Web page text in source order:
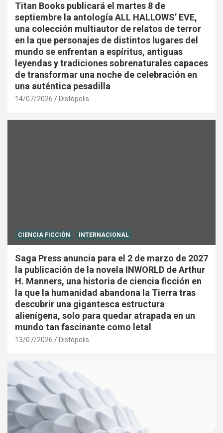
Titan Books publicará el martes 8 de
septiembre la antología ALL HALLOWS’ EVE,
una colección multiautor de relatos de terror
en la que personajes de distintos lugares del
mundo se enfrentan a espíritus, antiguas
leyendas y tradiciones sobrenaturales capaces
de transformar una noche de celebración en
una auténtica pesadilla
14/07/2026 Distópolis
CIENCIA FICCIÓN INTERNACIONAL
Saga Press anuncia para el 2 de marzo de 2027
la publicación de la novela INWORLD de Arthur
H. Manners, una historia de ciencia ficción en
la que la humanidad abandona la Tierra tras
descubrir una gigantesca estructura
alienígena, solo para quedar atrapada en un
mundo tan fascinante como letal
13/07/2026 Distópolis